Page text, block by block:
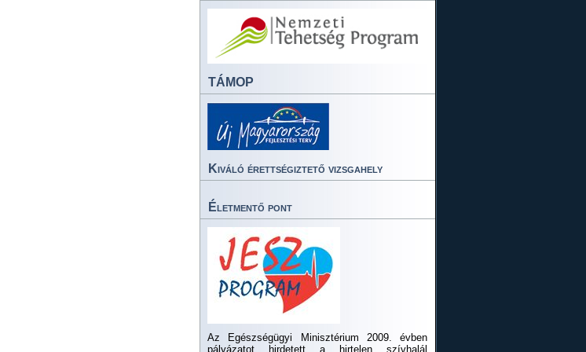
TÁMOP
Kiváló érettségiztető vizsgahely
Életmentő pont
Az Egészségügyi Minisztérium 2009. évben
pályázatot hirdetett a hirtelen szívhalál